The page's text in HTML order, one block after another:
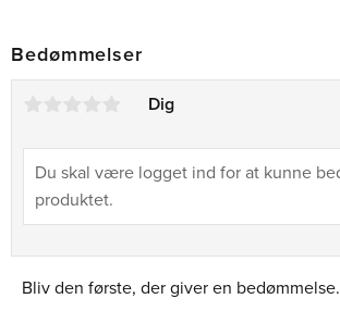
Bedømmelser
Dig
Bliv den første, der giver en bedømmelse.